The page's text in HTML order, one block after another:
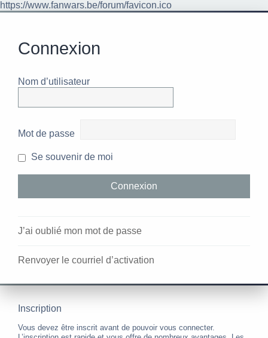
https://www.fanwars.be/forum/favicon.ico
Connexion
Nom d’utilisateur
Mot de passe
Se souvenir de moi
J’ai oublié mon mot de passe
Renvoyer le courriel d’activation
Inscription
Vous devez être inscrit avant de pouvoir vous connecter.